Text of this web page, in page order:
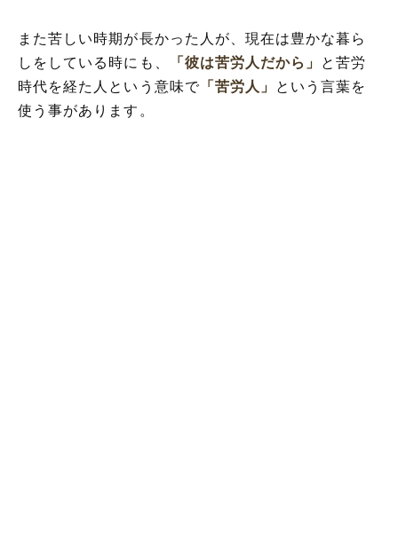
また苦しい時期が長かった人が、現在は豊かな暮ら
しをしている時にも、
「彼は苦労人だから」 と苦労
時代を経た人という意味で「苦労人」
という言葉を
使う事があります。